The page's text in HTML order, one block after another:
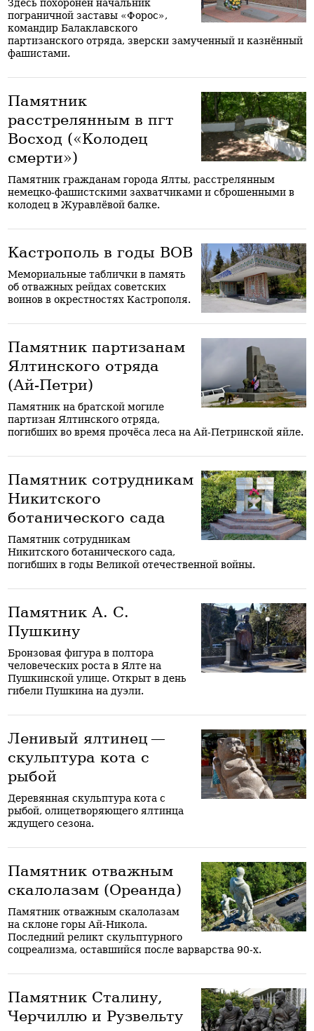
Здесь похоронен начальник
пограничной заставы «Форос»,
командир Балаклавского
партизанского отряда, зверски замученный и казнённый
фашистами.
Памятник
расстрелянным в пгт
Восход («Колодец
смерти»)
Памятник гражданам города Ялты, расстрелянным
немецко-фашистскими захватчиками и сброшенными в
колодец в Журавлёвой балке.
Кастрополь в годы ВОВ
Мемориальные таблички в память
об отважных рейдах советских
воинов в окрестностях Кастрополя.
Памятник партизанам
Ялтинского отряда
(Ай-Петри)
Памятник на братской могиле
партизан Ялтинского отряда,
погибших во время прочёса леса на Ай-Петринской яйле.
Памятник сотрудникам
Никитского
ботанического сада
Памятник сотрудникам
Никитского ботанического сада,
погибших в годы Великой отечественной войны.
Памятник А. С.
Пушкину
Бронзовая фигура в полтора
человеческих роста в Ялте на
Пушкинской улице. Открыт в день
гибели Пушкина на дуэли.
Ленивый ялтинец —
скульптура кота с
рыбой
Деревянная скульптура кота с
рыбой, олицетворяющего ялтинца
ждущего сезона.
Памятник отважным
скалолазам (Ореанда)
Памятник отважным скалолазам
на склоне горы Ай-Никола.
Последний реликт скульптурного
соцреализма, оставшийся после варварства 90-х.
Памятник Сталину,
Черчиллю и Рузвельту